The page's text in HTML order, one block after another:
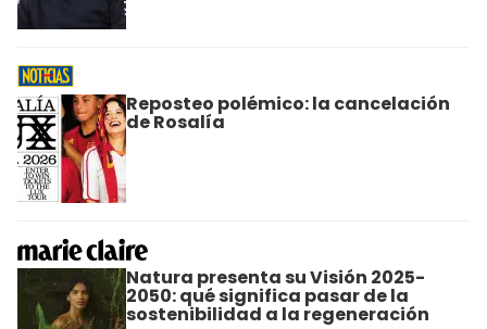
Reposteo polémico: la cancelación
de Rosalía
Natura presenta su Visión 2025-
2050: qué significa pasar de la
sostenibilidad a la regeneración